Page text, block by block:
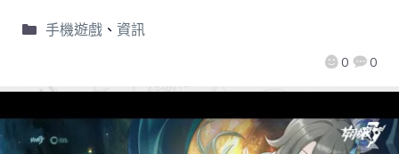
0 0
手機遊戲、 資訊